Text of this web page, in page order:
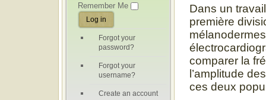
Remember Me
Forgot your
password?
Forgot your
username?
Create an account
Dans un
première
comparer la
l’amplitude
ces deux